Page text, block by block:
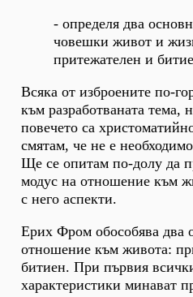
- определя два
човешки живот и
притежателен и
Всяка от изброените по-
към разработваната тема,
повечето са
смятам, че не е
Ще се опитам по-долу да
модус на отношение към
с него аспекти.
Ерих Фром обособява два
отношение към живота:
битиен. При първия
характеристики минават